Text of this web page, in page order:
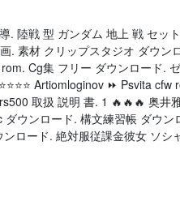
. 陸戦 型 ガンダム 地上 戦 セッ
. 素材 クリップスタジオ ダウン
Cg集 フリー ダウンロード.
Artiomloginov ⏩ Psvita
取扱 説明 書. 1 🔥🔥🔥 奥井
ウンロード. 構文練習帳 ダウ
ロード. 絶対服従課金彼女 ソシ